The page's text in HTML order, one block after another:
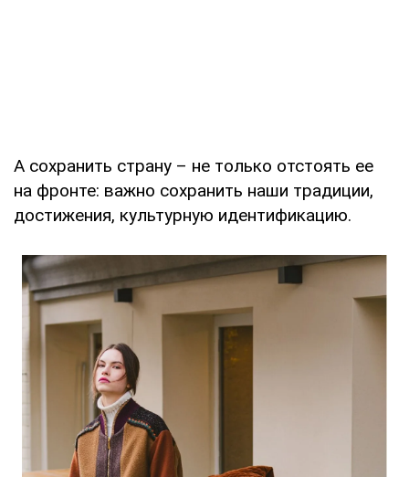
А сохранить страну – не только отстоять ее
на фронте: важно сохранить наши традиции,
достижения, культурную идентификацию.